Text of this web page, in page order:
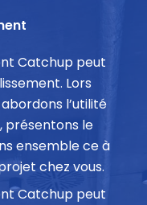
Catchup peut
Lors
l’utilité
présentons le
ensemble ce à
chez vous.
Catchup peut